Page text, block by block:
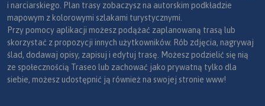
i narciarskiego. Plan trasy zobaczysz na autorskim podkładzie
mapowym z kolorowymi szlakami turystycznymi.
Przy pomocy aplikacji możesz podążać zaplanowaną trasą lub
skorzystać z propozycji innych użytkowników. Rób zdjęcia, nagrywaj
ślad, dodawaj opisy, zapisuj i edytuj trasę. Możesz podzielić się nią
ze społecznością Traseo lub zachować jako prywatną tylko dla
siebie, możesz udostępnić ją również na swojej stronie www!